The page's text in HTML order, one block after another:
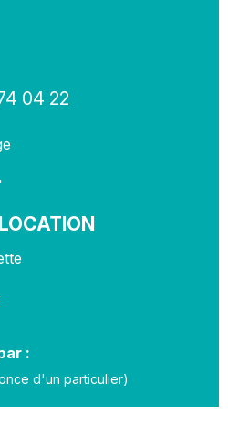
04 22
:
d'un particulier)